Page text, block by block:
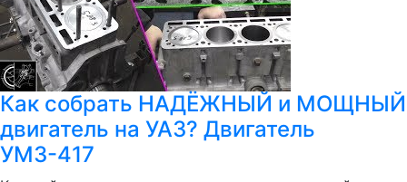
Как собрать НАДЁЖНЫЙ и МОЩНЫЙ
двигатель на УАЗ? Двигатель
УМЗ-417